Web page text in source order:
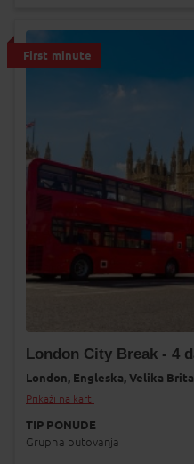
First minute
London City Break - 4
London, Engleska, Velika
Prikaži na karti
TIP PONUDE
Grupna putovanja